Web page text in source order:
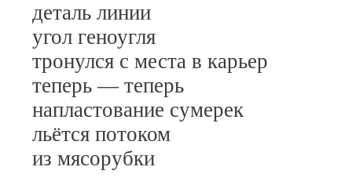
деталь линии
угол геноугля
тронулся с места в карьер
теперь — теперь
напластование сумерек
льётся потоком
из мясорубки